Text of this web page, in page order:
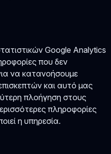
Google Analytics
που δεν
να κατανοήσουμε
και αυτό μας
πλοήγηση στους
πληροφορίες
η υπηρεσία.